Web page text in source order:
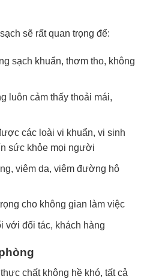
sẽ rất quan trọng để:
sạch khuẩn, thơm tho, không
luôn cảm thấy thoải mái,
các loài vi khuẩn, vi sinh
sức khỏe mọi người
viêm da, viêm đường hô
cho không gian làm việc
với đối tác, khách hàng
chất không hề khó, tất cả